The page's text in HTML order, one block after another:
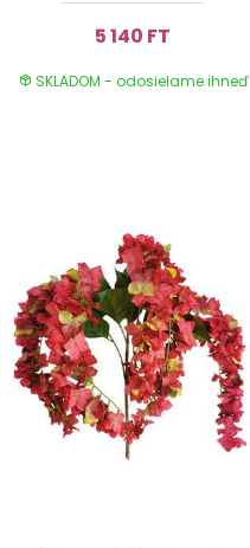
5 140 FT
SKLADOM - odosielame ihneď